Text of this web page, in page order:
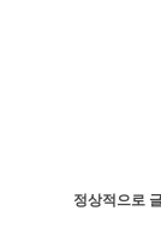
정상적으로